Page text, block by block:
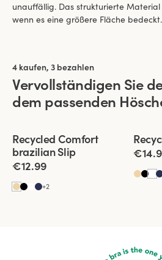
unauffällig. Das strukturierte
wenn es eine größere Fläche bedeckt.
4 kaufen, 3 bezahlen
Vervollständigen Sie
dem passenden
4 für 3
Recycled Comfort
brazilian Slip
€12.99
+2
4 für